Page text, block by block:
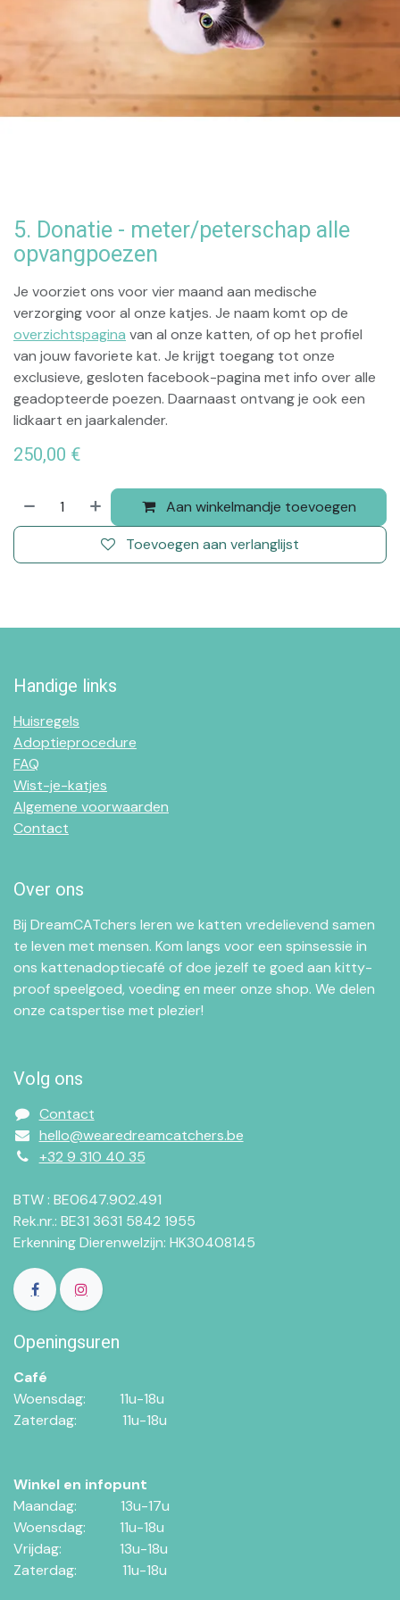
5. Donatie - meter/peterschap alle
opvangpoezen
Je voorziet ons voor vier maand aan medische
verzorging voor al onze katjes. Je naam komt op de
overzichtspagina van al onze katten, of op het profiel
van jouw favoriete kat. Je krijgt toegang tot onze
exclusieve, gesloten facebook-pagina met info over alle
geadopteerde poezen. Daarnaast ontvang je ook een
lidkaart en jaarkalender.
250,00 €
Aan winkelmandje toevoegen
Toevoegen aan verlanglijst
Handige links
Huisregels
Adoptieprocedure
FAQ
Wist-je-katjes
Algemene voorwaarden
Contact
Over ons
Bij DreamCATchers leren we katten vredelievend samen
te leven met mensen. Kom langs voor een spinsessie in
ons kattenadoptiecafé of doe jezelf te goed aan kitty-
proof speelgoed, voeding en meer onze shop. We delen
onze catspertise met plezier!
Volg ons
Contact
hello@wearedreamcatchers.be
+32 9 310 40 35
BTW : BE0647.902.491
Rek.nr.: BE31 3631 5842 1955
Erkenning Dierenwelzijn: HK30408145
Openingsuren
Café
Woensdag:​​
11u-18u
Zaterdag:​
​11u-18u
Winkel en infopunt
Maandag:​​​
​13u-17u
Woensdag:​​
​11u-18u
Vrijdag:
​13u-18u
Zaterdag:
​11u-18u